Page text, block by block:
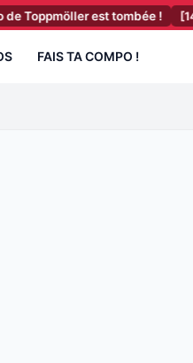
est tombée ! [14:43]
FAIS TA COMPO !